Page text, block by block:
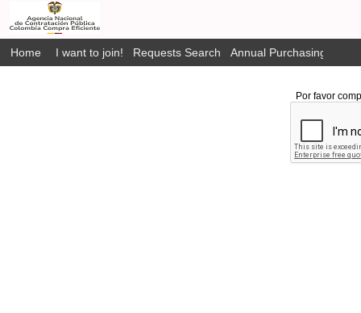
Home I want to join! Requests Search Annual Purchasing Plan
Por favor